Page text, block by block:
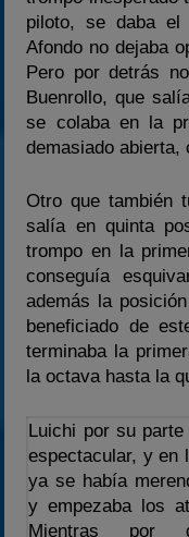
piloto, se daba el
Afondo no dejaba
Pero por detrás
Buenrollo, que
se colaba en la
demasiado abierta,
Otro que también
salía en quinta
trompo en la
conseguía
además la
beneficiado de
terminaba la
la octava hasta la
Luichi por su
espectacular, y en
ya se había
y empezaba los
Mientras por